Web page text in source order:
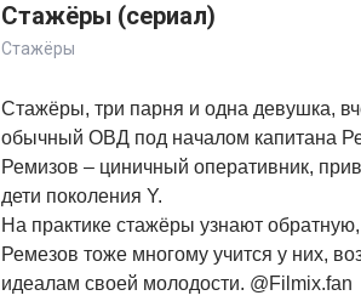
Стажёры (сериал)
Стажёры
Стажёры, три парня и одна девушка,
обычный ОВД под началом капитана
Ремизов – циничный оперативник,
дети поколения Y.
На практике стажёры узнают
Ремезов тоже многому учится у них,
идеалам своей молодости. @Filmix.fan